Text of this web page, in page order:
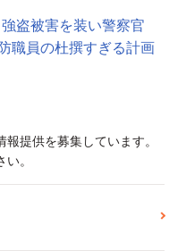
盗被害を装い警察官
職員の杜撰すぎる計画
提供を募集しています。
。